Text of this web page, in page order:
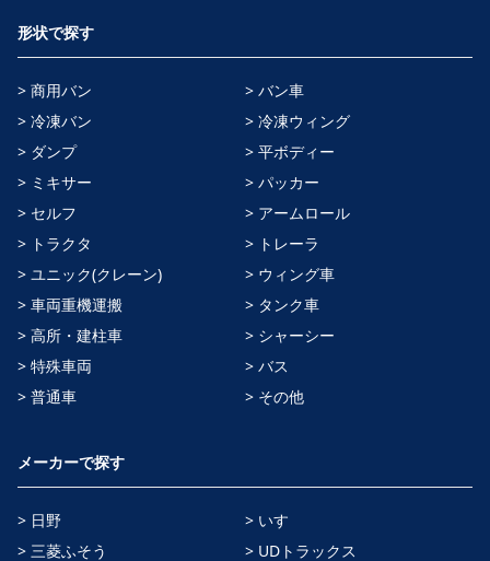
形状で探す
> 商用バン
> バン車
> 冷凍バン
> 冷凍ウィング
> ダンプ
> 平ボディー
> ミキサー
> パッカー
> セルフ
> アームロール
> トラクタ
> トレーラ
> ユニック(クレーン)
> ウィング車
> 車両重機運搬
> タンク車
> 高所・建柱車
> シャーシー
> 特殊車両
> バス
> 普通車
> その他
メーカーで探す
> 日野
> いすゞ
> 三菱ふそう
> UDトラックス